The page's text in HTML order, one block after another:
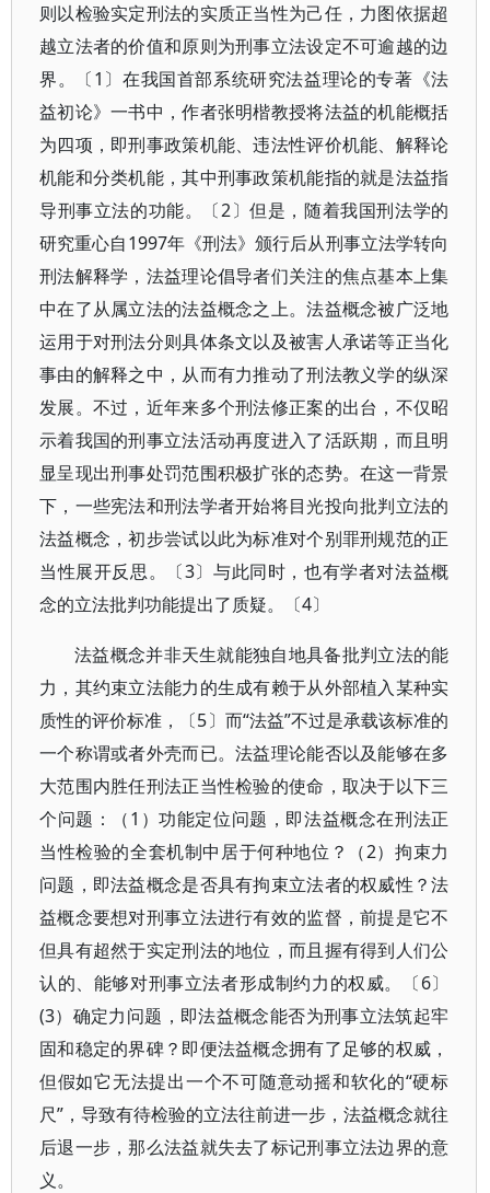
则以检验实定刑法的实质正当性为己任，力图依据超
越立法者的价值和原则为刑事立法设定不可逾越的边
界。〔1〕在我国首部系统研究法益理论的专著《法
益初论》一书中，作者张明楷教授将法益的机能概括
为四项，即刑事政策机能、违法性评价机能、解释论
机能和分类机能，其中刑事政策机能指的就是法益指
导刑事立法的功能。〔2〕但是，随着我国刑法学的
研究重心自1997年《刑法》颁行后从刑事立法学转向
刑法解释学，法益理论倡导者们关注的焦点基本上集
中在了从属立法的法益概念之上。法益概念被广泛地
运用于对刑法分则具体条文以及被害人承诺等正当化
事由的解释之中，从而有力推动了刑法教义学的纵深
发展。不过，近年来多个刑法修正案的出台，不仅昭
示着我国的刑事立法活动再度进入了活跃期，而且明
显呈现出刑事处罚范围积极扩张的态势。在这一背景
下，一些宪法和刑法学者开始将目光投向批判立法的
法益概念，初步尝试以此为标准对个别罪刑规范的正
当性展开反思。〔3〕与此同时，也有学者对法益概
念的立法批判功能提出了质疑。〔4〕
法益概念并非天生就能独自地具备批判立法的能
力，其约束立法能力的生成有赖于从外部植入某种实
质性的评价标准，〔5〕而“法益”不过是承载该标准的
一个称谓或者外壳而已。法益理论能否以及能够在多
大范围内胜任刑法正当性检验的使命，取决于以下三
个问题：（1）功能定位问题，即法益概念在刑法正
当性检验的全套机制中居于何种地位？（2）拘束力
问题，即法益概念是否具有拘束立法者的权威性？法
益概念要想对刑事立法进行有效的监督，前提是它不
但具有超然于实定刑法的地位，而且握有得到人们公
认的、能够对刑事立法者形成制约力的权威。〔6〕
(3）确定力问题，即法益概念能否为刑事立法筑起牢
固和稳定的界碑？即便法益概念拥有了足够的权威，
但假如它无法提出一个不可随意动摇和软化的“硬标
尺”，导致有待检验的立法往前进一步，法益概念就往
后退一步，那么法益就失去了标记刑事立法边界的意
义。